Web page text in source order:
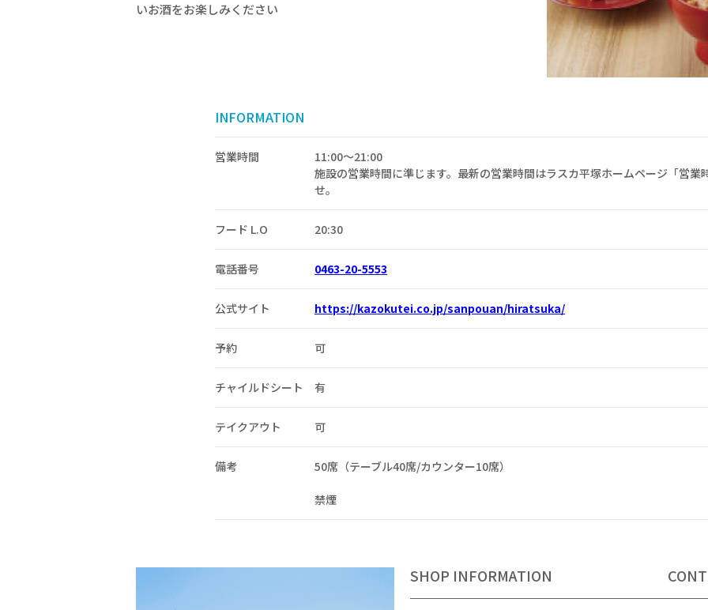
いお酒をお楽しみください
INFORMATION
営業時間
11:00〜21:00
施設の営業時間に準じます。最新の営業時間はラスカ平塚ホームページ「営業
せ。
フード L.O 20:30
電話番号 0463-20-5553
公式サイト https://kazokutei.co.jp/sanpouan/hiratsuka/
予約 可
チャイルドシート 有
テイクアウト 可
備考 50席（テーブル40席/カウンター10席）
禁煙
SHOP INFORMATION